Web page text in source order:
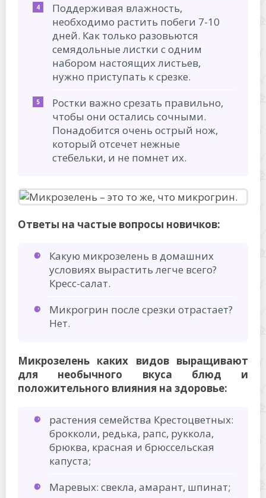
Поддерживая влажность,
необходимо растить побеги 7-10
дней. Как только разовьются
семядольные листки с одним
набором настоящих листьев,
нужно приступать к срезке.
Ростки важно срезать правильно,
чтобы они остались сочными.
Понадобится очень острый нож,
который отсечет нежные
стебельки, и не помнет их.
Ответы на частые вопросы новичков:
Какую микрозелень в домашних
условиях вырастить легче всего?
Кресс-салат.
Микрогрин после срезки отрастает?
Нет.
Микрозелень каких видов выращивают
для необычного вкуса блюд и
положительного влияния на здоровье:
растения семейства Крестоцветных:
брокколи, редька, рапс, руккола,
брюква, красная и брюссельская
капуста;
Маревых: свекла, амарант, шпинат;